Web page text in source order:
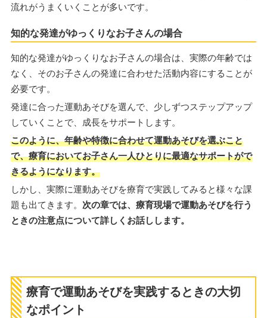
流れがうまくいくことが多いです。
知的な発達がゆっくりなお子さんの場合
知的な発達がゆっくりなお子さんの場合は、実際の年齢では
なく、そのお子さんの発達に合わせた活動内容にすることが
必要です。
発達に合った運動あそびを選んで、少しずつステップアップ
していくことで、成長をサポートします。
このように、年齢や特徴に合わせて運動あそびを選ぶこと
で、療育においてお子さん一人ひとりに最適なサポートがで
きるようになります。
しかし、実際に運動あそびを療育で実践してみると様々な課
題も出てきます。 次の章では、療育現場で運動あそびを行う
ときの注意点について詳しくお話しします。
療育で運動あそびを実践するときの大切
なポイント